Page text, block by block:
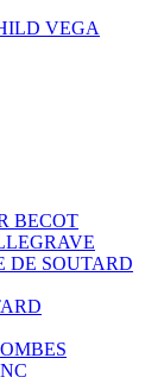
VEGA
BECOT
DE SOUTARD